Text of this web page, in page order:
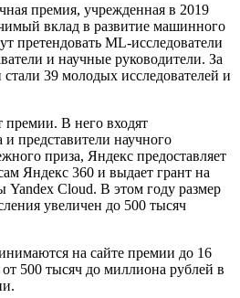
премия, учрежденная в 2019
вклад в развитие машинного
претендовать ML-исследователи
и научные руководители. За
39 молодых исследователей и
премии. В него входят
и представители научного
приза, Яндекс предоставляет
Яндекс 360 и выдает грант на
Yandex Cloud. В этом году размер
увеличен до 500 тысяч
на сайте премии до 16
500 тысяч до миллиона рублей в